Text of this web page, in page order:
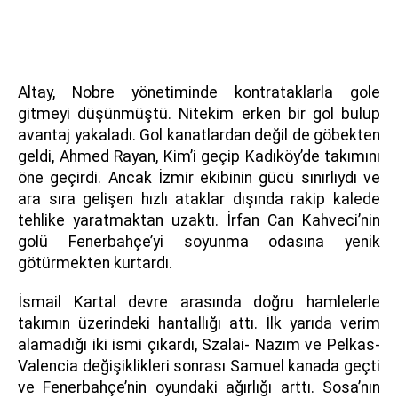
Altay, Nobre yönetiminde kontrataklarla gole
gitmeyi düşünmüştü. Nitekim erken bir gol bulup
avantaj yakaladı. Gol kanatlardan değil de göbekten
geldi, Ahmed Rayan, Kim’i geçip Kadıköy’de takımını
öne geçirdi. Ancak İzmir ekibinin gücü sınırlıydı ve
ara sıra gelişen hızlı ataklar dışında rakip kalede
tehlike yaratmaktan uzaktı. İrfan Can Kahveci’nin
golü Fenerbahçe’yi soyunma odasına yenik
götürmekten kurtardı.
İsmail Kartal devre arasında doğru hamlelerle
takımın üzerindeki hantallığı attı. İlk yarıda verim
alamadığı iki ismi çıkardı, Szalai- Nazım ve Pelkas-
Valencia değişiklikleri sonrası Samuel kanada geçti
ve Fenerbahçe’nin oyundaki ağırlığı arttı. Sosa’nın